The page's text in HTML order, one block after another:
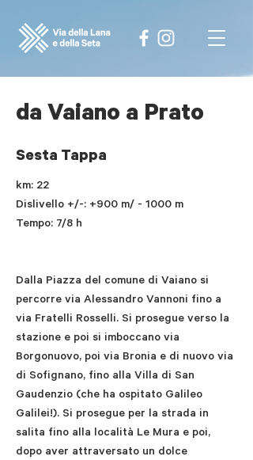
da Vaiano a Prato
Sesta Tappa
km: 22
Dislivello +/-: +900 m/ - 1000 m
Tempo: 7/8 h
Dalla Piazza del comune di Vaiano si
percorre via Alessandro Vannoni fino a
via Fratelli Rosselli. Si prosegue verso la
stazione e poi si imboccano via
Borgonuovo, poi via Bronia e di nuovo via
di Sofignano, fino alla Villa di San
Gaudenzio (che ha ospitato Galileo
Galilei!). Si prosegue per la strada in
salita fino alla località Le Mura e poi,
dopo aver attraversato un dolce